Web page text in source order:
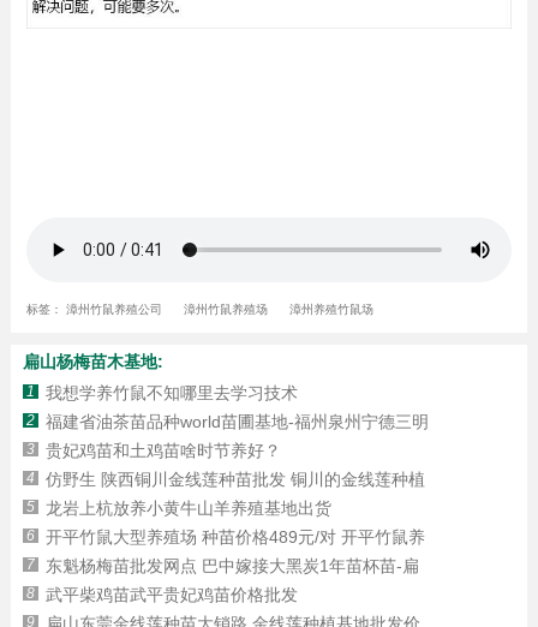
标签： 漳州竹鼠养殖公司 漳州竹鼠养殖场 漳州养殖竹鼠场
扁山杨梅苗木基地:
1 我想学养竹鼠不知哪里去学习技术
2 福建省油茶苗品种world苗圃基地-福州泉州宁德三明
3 贵妃鸡苗和土鸡苗啥时节养好？
4 仿野生 陕西铜川金线莲种苗批发 铜川的金线莲种植
5 龙岩上杭放养小黄牛山羊养殖基地出货
6 开平竹鼠大型养殖场 种苗价格489元/对 开平竹鼠养
7 东魁杨梅苗批发网点 巴中嫁接大黑炭1年苗杯苗-扁
8 武平柴鸡苗武平贵妃鸡苗价格批发
9